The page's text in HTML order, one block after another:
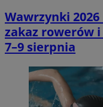
Wawrzynki
zakaz rowerów
7–9 sierpnia